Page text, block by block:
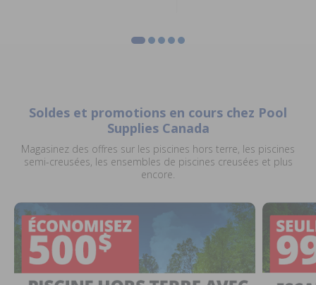
Soldes et promotions en cours chez Pool
Supplies Canada
Magasinez des offres sur les piscines hors terre, les piscines
semi-creusées, les ensembles de piscines creusées et plus
encore.